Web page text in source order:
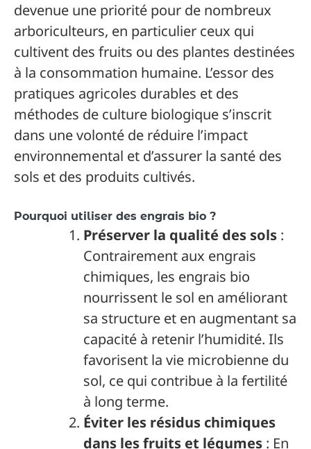
devenue une priorité pour de nombreux
arboriculteurs, en particulier ceux qui
cultivent des fruits ou des plantes destinées
à la consommation humaine. L’essor des
pratiques agricoles durables et des
méthodes de culture biologique s’inscrit
dans une volonté de réduire l’impact
environnemental et d’assurer la santé des
sols et des produits cultivés.
Pourquoi utiliser des engrais bio ?
Préserver la qualité des sols :
Contrairement aux engrais
chimiques, les engrais bio
nourrissent le sol en améliorant
sa structure et en augmentant sa
capacité à retenir l’humidité. Ils
favorisent la vie microbienne du
sol, ce qui contribue à la fertilité
à long terme.
Éviter les résidus chimiques
dans les fruits et légumes : En